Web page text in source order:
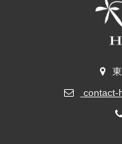
contact-